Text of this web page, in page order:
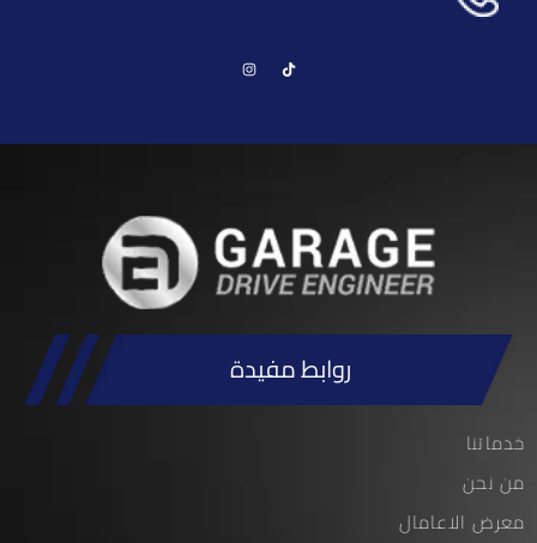
روابط مفيدة
خدماتنا
من نحن
معرض الاعامال